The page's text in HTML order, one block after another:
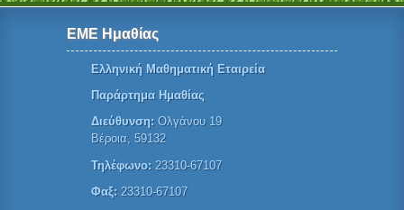
ΕΜΕ Ημαθίας
Ελληνική Μαθηματική Εταιρεία
Παράρτημα Ημαθίας
Διεύθυνση:Ολγάνου 19
Βέροια, 59132
Τηλέφωνο:23310-67107
Φαξ:23310-67107